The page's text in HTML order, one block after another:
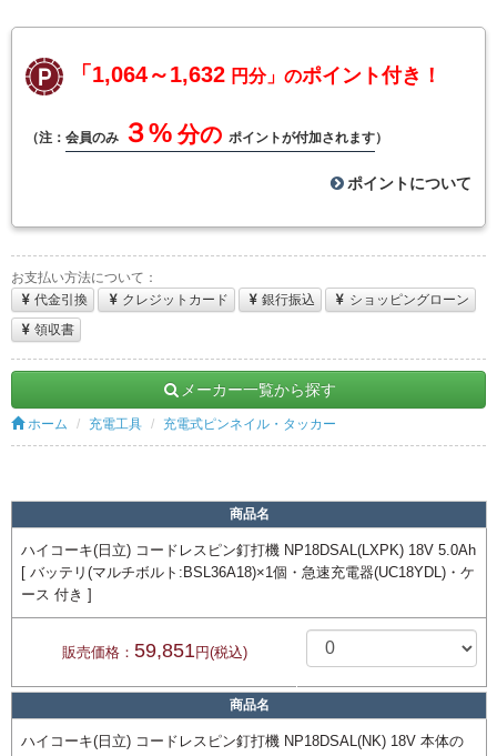
「1,064～1,632 円分」のポイント付き！
（注： 会員のみ ３% 分の ポイントが付加されます）
ポイントについて
お支払い方法について：
代金引換
クレジットカード 銀行振込
ショッピングローン
領収書
メーカー一覧から探す
ホーム 充電工具 充電式ピンネイル・タッカー
商品名
ハイコーキ(日立) コードレスピン釘打機 NP18DSAL(LXPK) 18V 5.0Ah
[ バッテリ(マルチボルト:BSL36A18)×1個・急速充電器(UC18YDL)・ケ
ース 付き ]
販売価格： 59,851 円(税込)
商品名
ハイコーキ(日立) コードレスピン釘打機 NP18DSAL(NK) 18V 本体の